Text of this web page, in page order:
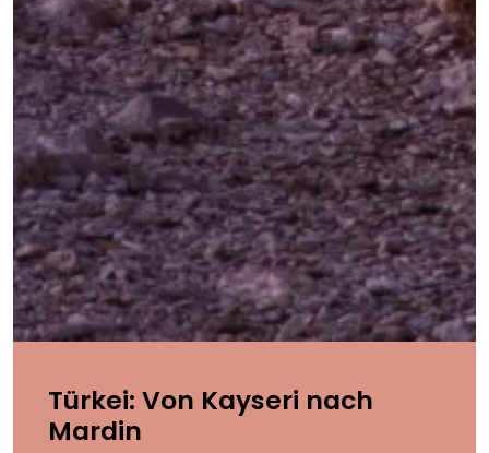
Türkei: Von Kayseri nach
Mardin